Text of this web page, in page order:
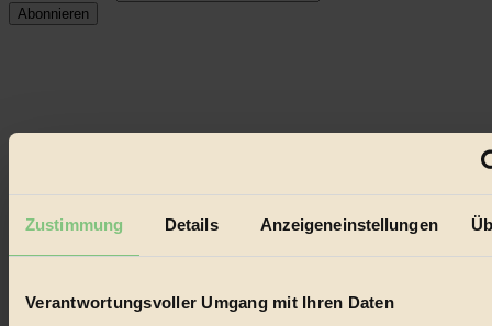
Zustimmung Details Anzeigeneinstellungen
Verantwortungsvoller Umgang mit Ihren Daten
Mediadaten
Biorama steht für einen nachhaltigen Lebensstil und bewussten
und Produkte, ein Leitfaden im schnell wachsenden Markt des